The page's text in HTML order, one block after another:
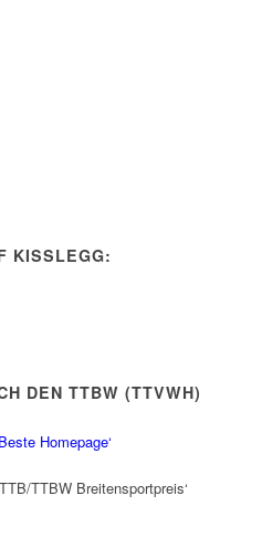
KISSLEGG:
DEN TTBW (TTVWH)
Homepage‘
TTBW Breitensportpreis‘